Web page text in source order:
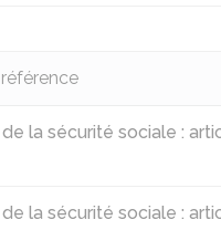
la sécurité sociale :
la sécurité sociale :